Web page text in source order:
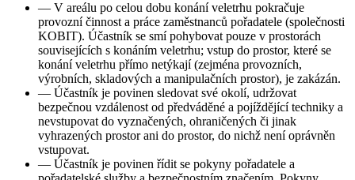
— V areálu po celou dobu konání veletrhu pokračuje
provozní činnost a práce zaměstnanců pořadatele (společnosti
KOBIT). Účastník se smí pohybovat pouze v prostorách
souvisejících s konáním veletrhu; vstup do prostor, které se
konání veletrhu přímo netýkají (zejména provozních,
výrobních, skladových a manipulačních prostor), je zakázán.
— Účastník je povinen sledovat své okolí, udržovat
bezpečnou vzdálenost od předváděné a pojíždějící techniky a
nevstupovat do vyznačených, ohraničených či jinak
vyhrazených prostor ani do prostor, do nichž není oprávněn
vstupovat.
— Účastník je povinen řídit se pokyny pořadatele a